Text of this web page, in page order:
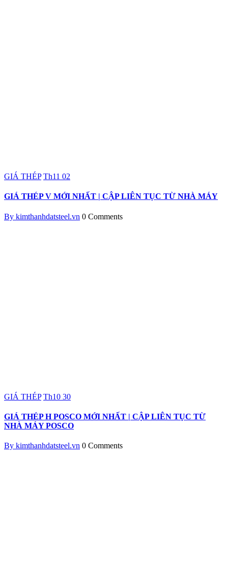
GIÁ THÉP Th11 02
GIÁ THÉP V MỚI NHẤT | CẬP LIÊN TỤC TỪ NHÀ MÁY
By kimthanhdatsteel.vn 0 Comments
GIÁ THÉP Th10 30
GIÁ THÉP H POSCO MỚI NHẤT | CẬP LIÊN TỤC TỪ
NHÀ MÁY POSCO
By kimthanhdatsteel.vn 0 Comments